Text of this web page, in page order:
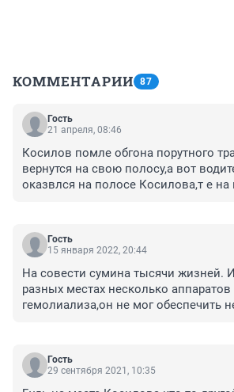
КОММЕНТАРИИ 87
Гость
21 апреля, 08:46
Косилов помле обгона порутного
вернутся на свою полосу,а вот
оказвлся на полосе Косилова,т е на
Гость
15 января 2022, 20:44
На совести сумина тысячи жизней.
разных местах несколько аппаратов
гемолиализа,он не мог обеспечить
Гость
29 сентября 2021, 10:35